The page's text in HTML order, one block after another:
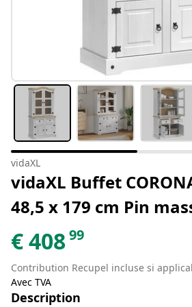
vidaXL
vidaXL Buffet
48,5 x 179 cm Pin
€40899
Contribution Recupel incluse si
Avec TVA
Description